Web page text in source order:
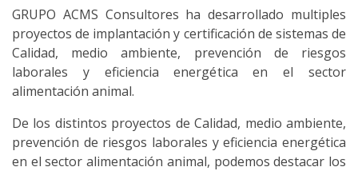
GRUPO ACMS Consultores ha desarrollado multiples
proyectos de implantación y certificación de sistemas de
Calidad, medio ambiente, prevención de riesgos
laborales y eficiencia energética en el sector
alimentación animal.
De los distintos proyectos de Calidad, medio ambiente,
prevención de riesgos laborales y eficiencia energética
en el sector alimentación animal, podemos destacar los